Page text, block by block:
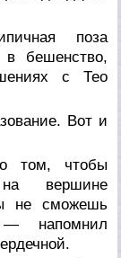
поза
в бешенство,
с Тео
Вот и
том, чтобы
вершине
не сможешь
— напомнил